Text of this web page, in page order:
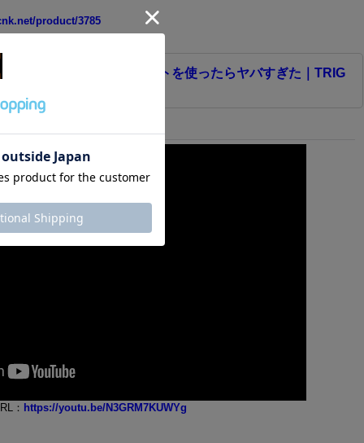
product/3785
子選手がハンドソウラケットを使ったらヤバすぎた｜TRIG
： https://youtu.be/N3GRM7KUWYg